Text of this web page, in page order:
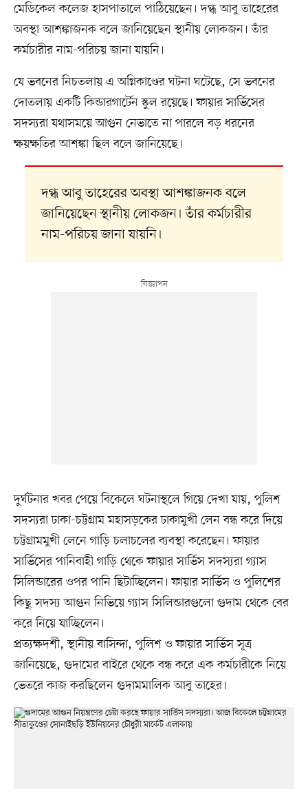
মেডিকেল কলেজ হাসপাতালে পাঠিয়েছেন। দগ্ধ আবু তাহেরের
অবস্থা আশঙ্কাজনক বলে জানিয়েছেন স্থানীয় লোকজন। তাঁর
কর্মচারীর নাম-পরিচয় জানা যায়নি।
যে ভবনের নিচতলায় এ অগ্নিকাণ্ডের ঘটনা ঘটেছে, সে ভবনের
দোতলায় একটি কিন্ডারগার্টেন স্কুল রয়েছে। ফায়ার সার্ভিসের
সদস্যরা যথাসময়ে আগুন নেভাতে না পারলে বড় ধরনের
ক্ষয়ক্ষতির আশঙ্কা ছিল বলে জানিয়েছে।
দগ্ধ আবু তাহেরের অবস্থা আশঙ্কাজনক বলে
জানিয়েছেন স্থানীয় লোকজন। তাঁর কর্মচারীর
নাম-পরিচয় জানা যায়নি।
দুর্ঘটনার খবর পেয়ে বিকেলে ঘটনাস্থলে গিয়ে দেখা যায়, পুলিশ
সদস্যরা ঢাকা-চট্টগ্রাম মহাসড়কের ঢাকামুখী লেন বন্ধ করে দিয়ে
চট্টগ্রামমুখী লেনে গাড়ি চলাচলের ব্যবস্থা করেছেন। ফায়ার
সার্ভিসের পানিবাহী গাড়ি থেকে ফায়ার সার্ভিস সদস্যরা গ্যাস
সিলিন্ডারের ওপর পানি ছিটাচ্ছিলেন। ফায়ার সার্ভিস ও পুলিশের
কিছু সদস্য আগুন নিভিয়ে গ্যাস সিলিন্ডারগুলো গুদাম থেকে বের
করে নিয়ে যাচ্ছিলেন।
প্রত্যক্ষদর্শী, স্থানীয় বাসিন্দা, পুলিশ ও ফায়ার সার্ভিস সূত্র
জানিয়েছে, গুদামের বাইরে থেকে বন্ধ করে এক কর্মচারীকে নিয়ে
ভেতরে কাজ করছিলেন গুদামমালিক আবু তাহের।